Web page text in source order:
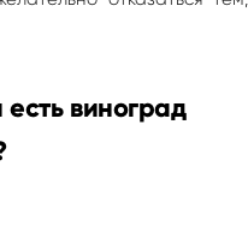
виноград